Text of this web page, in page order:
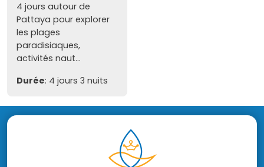
4 jours autour de
Pattaya pour explorer
les plages
paradisiaques,
activités naut...
Durée: 4 jours 3 nuits